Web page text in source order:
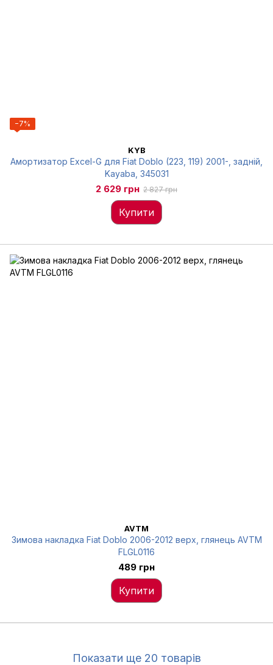
−7%
KYB
Амортизатор Excel-G для Fiat Doblo (223, 119) 2001-, задній,
Kayaba, 345031
2 629 грн 2 827 грн
Купити
AVTM
Зимова накладка Fiat Doblo 2006-2012 верх, глянець AVTM
FLGL0116
489 грн
Купити
Показати ще 20 товарів